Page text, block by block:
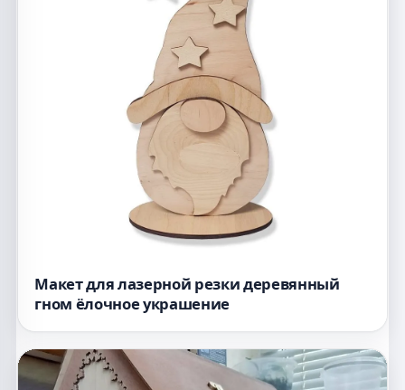
Макет для лазерной резки деревянный
гном ёлочное украшение